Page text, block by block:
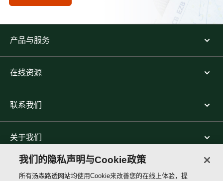
产品与服务
在线资源
联系我们
关于我们
我们的隐私声明与Cookie政策
所有汤森路透网站均使用Cookie来改善您的在线上体验，提